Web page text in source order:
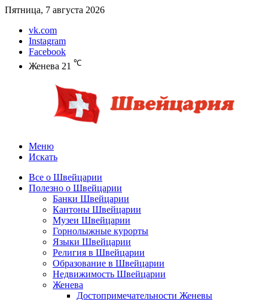
Пятница, 7 августа 2026
vk.com
Instagram
Facebook
Женева 21 ℃
Меню
Искать
Все о Швейцарии
Полезно о Швейцарии
Банки Швейцарии
Кантоны Швейцарии
Музеи Швейцарии
Горнолыжные курорты
Языки Швейцарии
Религия в Швейцарии
Образование в Швейцарии
Недвижимость Швейцарии
Женева
Достопримечательности Женевы